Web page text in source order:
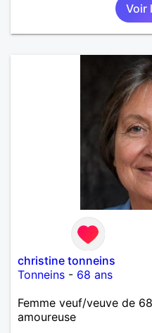
Voir
christine tonneins
Tonneins - 68 ans
Femme veuf/veuve de
amoureuse